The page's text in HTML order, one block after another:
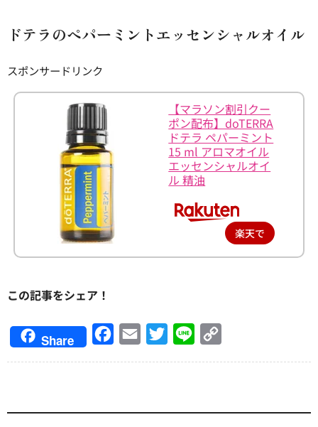
ドテラのペパーミントエッセンシャルオイル
スポンサードリンク
【マラソン割引クー
ポン配布】doTERRA
ドテラ ペパーミント
15 ml アロマオイル
エッセンシャルオイ
ル 精油
楽天で
購入
この記事をシェア！
Share Facebook
Email TwitterLine